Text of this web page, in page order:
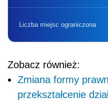
Liczba miejsc ograniczona
Zobacz również:
Zmiana formy
przekształcenie